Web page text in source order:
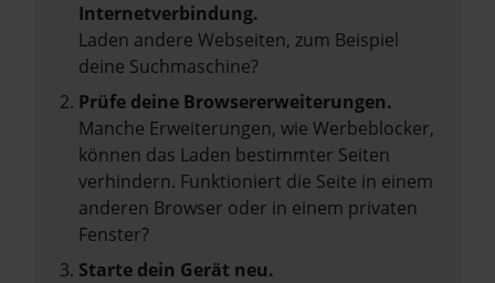
Internetverbindung.
Laden andere Webseiten, zum Beispiel
deine Suchmaschine?
Prüfe deine Browsererweiterungen.
Manche Erweiterungen, wie Werbeblocker,
können das Laden bestimmter Seiten
verhindern. Funktioniert die Seite in einem
anderen Browser oder in einem privaten
Fenster?
Starte dein Gerät neu.